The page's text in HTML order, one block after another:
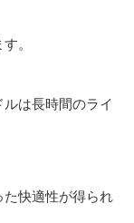
。
は長時間のライ
快適性が得られ